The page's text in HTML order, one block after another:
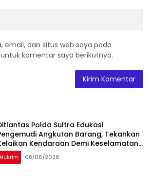
email, dan situs web saya pada
komentar saya berikutnya.
Polda Sultra Edukasi
Angkutan Barang, Tekankan
Kendaraan Demi Keselamatan
Lintas
Hukrim 08/06/2026